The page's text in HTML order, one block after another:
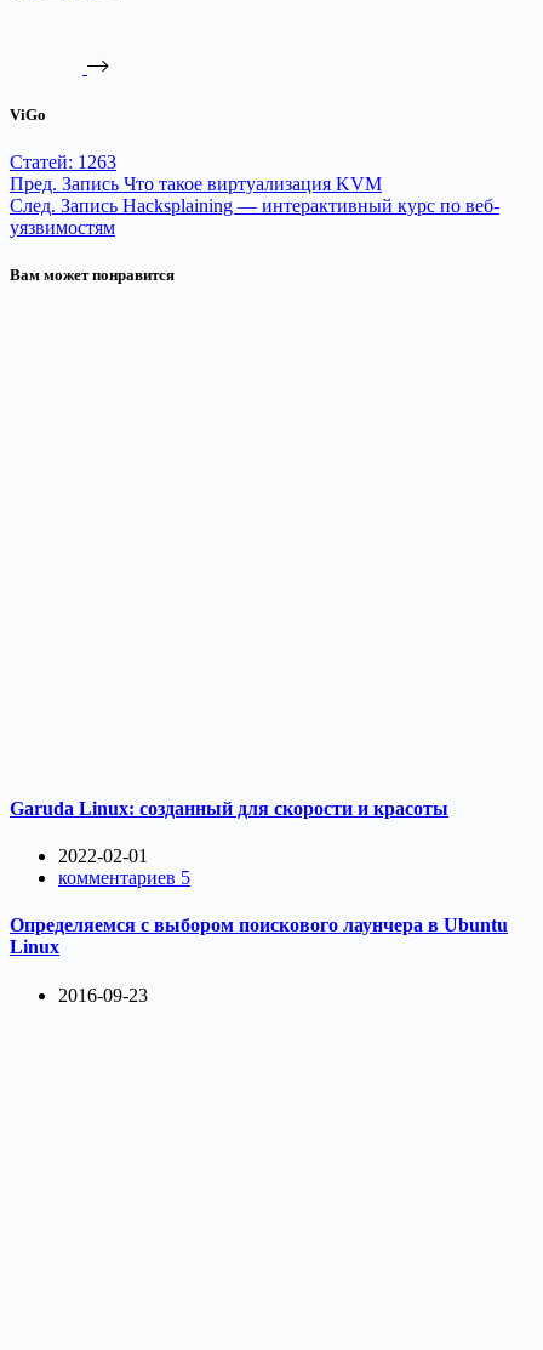
ViGo
Статей: 1263
Пред. Запись Что такое виртуализация KVM
След. Запись Hacksplaining — интерактивный курс по веб-
уязвимостям
Вам может понравится
Garuda Linux: созданный для скорости и красоты
2022-02-01
комментариев 5
Определяемся с выбором поискового лаунчера в Ubuntu
Linux
2016-09-23